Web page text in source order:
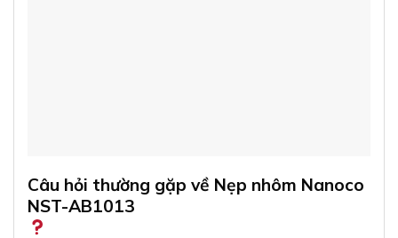
Câu hỏi thường gặp về Nẹp nhôm Nanoco
NST-AB1013